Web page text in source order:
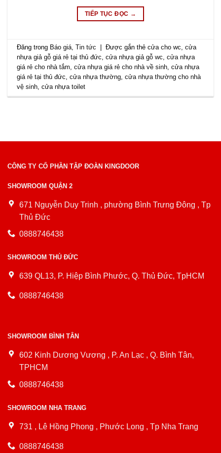
TIẾP TỤC ĐỌC →
Đăng trong Báo giá,Tin tức Được gắn thẻcửa cho wc,cửa
nhựa giả gỗ giá rẻ tại thủ đức,cửa nhựa giả gỗ wc,cửa nhựa
giá rẻ cho nhà tắm,cửa nhựa giá rẻ cho nhà về sinh,cửa nhựa
giá rẻ tại thủ đức,cửa nhựa thường,cửa nhựa thường cho nhà
vệ sinh,cửa nhựa toilet
CÔNG TY CỔ PHẦN TẬP ĐOÀN KINGDOOR
SHOWROOM QUẬN 2
671 Nguyễn Duy Trinh , phường Bình Trưng Đông , Tp
Thủ Đức
0888746438
SHOWROOM THỦ ĐỨC
639 QL13, P. Hiệp Bình Phước, Q. Thủ Đức, TpHCM
0888746438
SHOWROOM BÌNH TÂN
602 Kinh Dương Vương , P. An Lạc , Q. Bình Tân,
TPHCM
0888746438
SHOWROOM NHA TRANG
731 , Lê Hồng Phong , Phước Long , Tp Nha Trang
0888746438